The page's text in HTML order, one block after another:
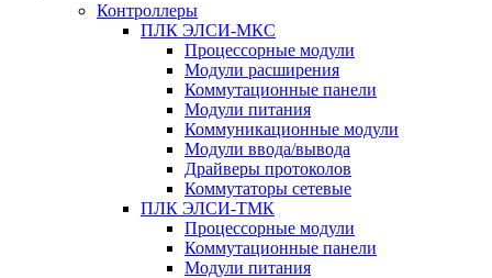
Контроллеры
ПЛК ЭЛСИ-МКС
Процессорные модули
Модули расширения
Коммутационные панели
Модули питания
Коммуникационные модули
Модули ввода/вывода
Драйверы протоколов
Коммутаторы сетевые
ПЛК ЭЛСИ-ТМК
Процессорные модули
Коммутационные панели
Модули питания